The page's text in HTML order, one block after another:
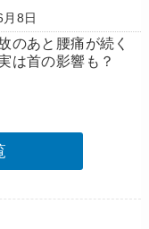
8日
のあと腰痛が続く
は首の影響も？